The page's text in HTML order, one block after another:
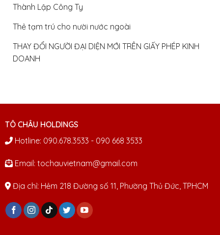
Thành Lập Công Ty
Thẻ tạm trú cho nười nước ngoài
THAY ĐỔI NGƯỜI ĐẠI DIỆN MỚI TRÊN GIẤY PHÉP KINH
DOANH
TÔ CHÂU HOLDINGS
Hotline: 090.678.3533 - 090 668 3533
Email: tochauvietnam@gmail.com
Địa chỉ: Hẻm 218 Đường số 11, Phường Thủ Đức, TPHCM